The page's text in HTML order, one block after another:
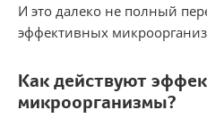
И это далеко не полный
эффективных
Как действуют
микроорганизмы?